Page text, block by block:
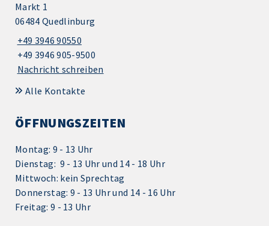
Markt 1
06484 Quedlinburg
+49 3946 90550
+49 3946 905-9500
Nachricht schreiben
Alle Kontakte
ÖFFNUNGSZEITEN
Montag: 9 - 13 Uhr
Dienstag: 9 - 13 Uhr und 14 - 18 Uhr
Mittwoch: kein Sprechtag
Donnerstag: 9 - 13 Uhr und 14 - 16 Uhr
Freitag: 9 - 13 Uhr